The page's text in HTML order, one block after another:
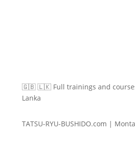
🇬🇧 🇱🇰 Full trainings and
Lanka
TATSU-RYU-BUSHIDO.com |